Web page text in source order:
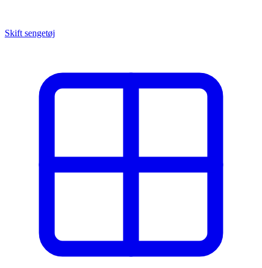
Skift sengetøj